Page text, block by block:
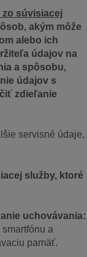
zo súvisiacej
akým môže
alebo ich
údajov na
a spôsobu,
údajov s
zdieľanie
servisné údaje,
služby, ktoré
uchovávania:
a
pamäť.